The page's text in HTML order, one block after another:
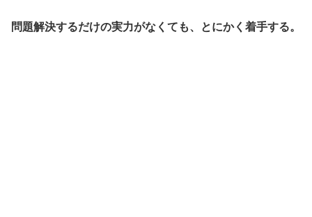
問題解決するだけの実力がなくても、とにかく着手する。